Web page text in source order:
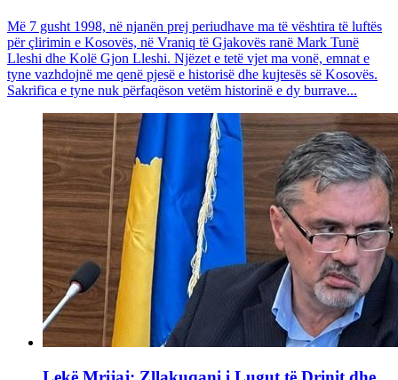
Më 7 gusht 1998, në njanën prej periudhave ma të vështira të luftës
për çlirimin e Kosovës, në Vraniq të Gjakovës ranë Mark Tunë
Lleshi dhe Kolë Gjon Lleshi. Njëzet e tetë vjet ma vonë, emnat e
tyne vazhdojnë me qenë pjesë e historisë dhe kujtesës së Kosovës.
Sakrifica e tyne nuk përfaqëson vetëm historinë e dy burrave...